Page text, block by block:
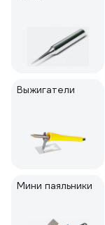
Выжигатели
Мини паяльники